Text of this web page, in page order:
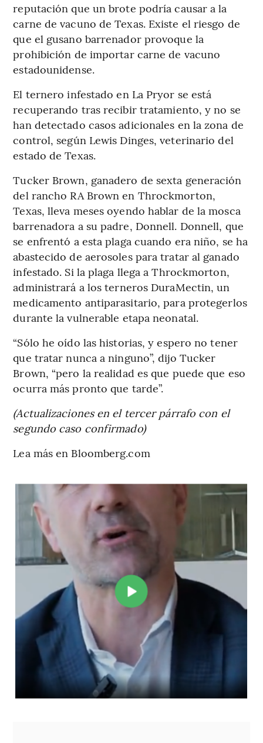
reputación que un brote podría causar a la
carne de vacuno de Texas. Existe el riesgo de
que el gusano barrenador provoque la
prohibición de importar carne de vacuno
estadounidense.
El ternero infestado en La Pryor se está
recuperando tras recibir tratamiento, y no se
han detectado casos adicionales en la zona de
control, según Lewis Dinges, veterinario del
estado de Texas.
Tucker Brown, ganadero de sexta generación
del rancho RA Brown en Throckmorton,
Texas, lleva meses oyendo hablar de la mosca
barrenadora a su padre, Donnell. Donnell, que
se enfrentó a esta plaga cuando era niño, se ha
abastecido de aerosoles para tratar al ganado
infestado. Si la plaga llega a Throckmorton,
administrará a los terneros DuraMectin, un
medicamento antiparasitario, para protegerlos
durante la vulnerable etapa neonatal.
“Sólo he oído las historias, y espero no tener
que tratar nunca a ninguno”, dijo Tucker
Brown, “pero la realidad es que puede que eso
ocurra más pronto que tarde”.
(Actualizaciones en el tercer párrafo con el
segundo caso confirmado)
Lea más en Bloomberg.com